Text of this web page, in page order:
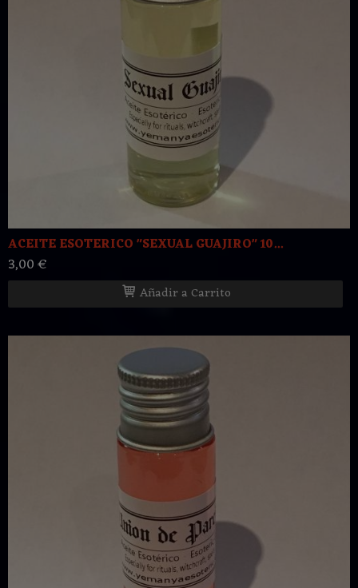
ACEITE ESOTERICO "SEXUAL GUAJIRO" 10...
3,00 €
Añadir a Carrito